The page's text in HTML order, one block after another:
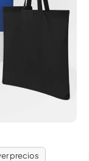
precios